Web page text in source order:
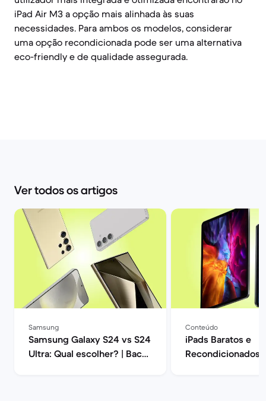
iPad Air M3 a opção mais alinhada às suas
necessidades. Para ambos os modelos, considerar
uma opção recondicionada pode ser uma alternativa
eco-friendly e de qualidade assegurada.
Ver todos os artigos
Samsung
Samsung Galaxy S24 vs S24
Ultra: Qual escolher? | Back
Conteúdo
iPads Baratos e
Recondicionados